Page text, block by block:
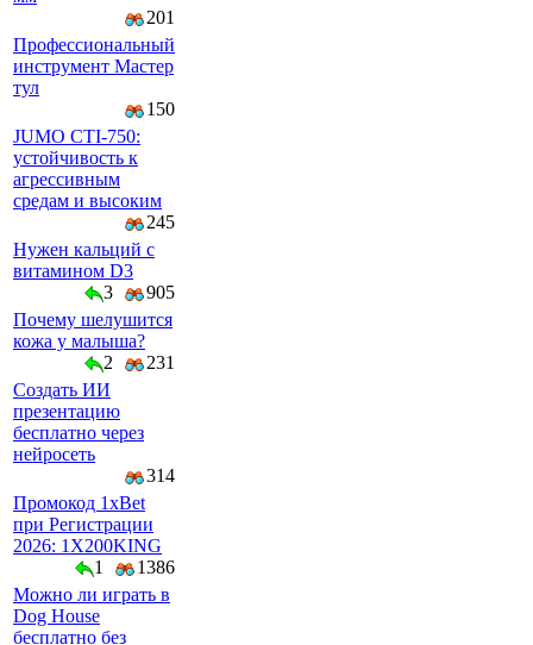
201
Профессиональный
инструмент Мастер
тул
150
JUMO CTI-750:
устойчивость к
агрессивным
средам и высоким
245
Нужен кальций с
витамином D3
3
905
Почему шелушится
кожа у малыша?
2
231
Создать ИИ
презентацию
бесплатно через
нейросеть
314
Промокод 1xBet
при Регистрации
2026: 1X200KING
1
1386
Можно ли играть в
Dog House
бесплатно без